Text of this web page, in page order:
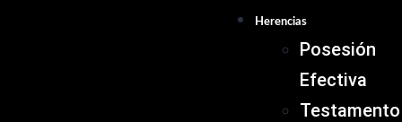
Herencias
Posesión
Efectiva
Testamento